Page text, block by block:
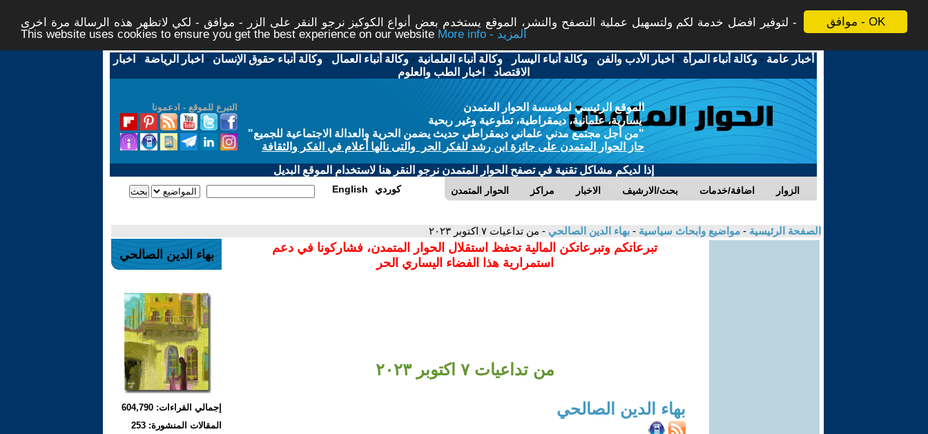
موافق - OK
لتوفير افضل خدمة لكم ولتسهيل عملية التصفح والنشر، الموقع يستخدم بعض أنواع الكوكيز نرجو النقر على الزر - موافق - لكي لاتظهر هذه الرسالة مرة اخرى -
This website uses cookies to ensure you get the best experience on our website
More info - المزيد
أخبار عامة -وكالة أنباء المرأة - اخبار الأدب والفن -وكالة أنباء اليسار -وكالة أنباء العلمانية -وكالة أنباء العمال -وكالة أنباء حقوق الإنسان - اخبار الرياضة - اخبار
الاقتصاد - اخبار الطب والعلوم
التبرع للموقع - ادعمونا
الموقع الرئيسي لمؤسسة الحوار المتمدن
يسارية، علمانية، ديمقراطية، تطوعية وغير ربحية
"من أجل مجتمع مدني علماني ديمقراطي حديث يضمن الحرية والعدالة الاجتماعية للجميع"
حاز الحوار المتمدن على جائزة ابن رشد للفكر الحر والتى نالها أعلام في الفكر والثقافة
إذا لديكم مشاكل تقنية في تصفح الحوار المتمدن نرجو النقر هنا لاستخدام الموقع البديل
الحوار المتمدن مراكز الاخبار بحث/الارشيف اضافة/خدمات الزوار English كوردي
الصفحة الرئيسية - مواضيع وابحاث سياسية - بهاء الدين الصالحي - من تداعيات ٧ اكتوبر ٢٠٢٣
تبرعاتكم وتبرعاتكن المالية تحفظ استقلال الحوار المتمدن، فشاركونا في دعم
استمرارية هذا الفضاء اليساري الحر
من تداعيات ٧ اكتوبر ٢٠٢٣
بهاء الدين الصالحي
بهاء الدين الصالحي
إجمالي القراءات: 604,790
المقالات المنشورة: 253